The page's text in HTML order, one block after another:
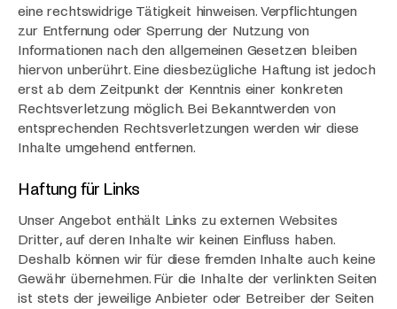
eine rechtswidrige Tätigkeit hinweisen. Verpflichtungen
zur Entfernung oder Sperrung der Nutzung von
Informationen nach den allgemeinen Gesetzen bleiben
hiervon unberührt. Eine diesbezügliche Haftung ist jedoch
erst ab dem Zeitpunkt der Kenntnis einer konkreten
Rechtsverletzung möglich. Bei Bekanntwerden von
entsprechenden Rechtsverletzungen werden wir diese
Inhalte umgehend entfernen.
Haftung für Links
Unser Angebot enthält Links zu externen Websites
Dritter, auf deren Inhalte wir keinen Einfluss haben.
Deshalb können wir für diese fremden Inhalte auch keine
Gewähr übernehmen. Für die Inhalte der verlinkten Seiten
ist stets der jeweilige Anbieter oder Betreiber der Seiten